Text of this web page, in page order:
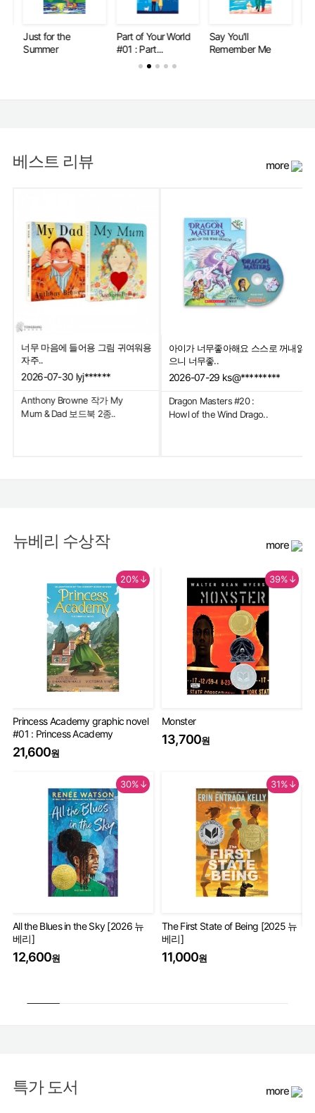
Just for the
Summer
Part of Your World
#01 : Part...
Say You'll
Remember Me
베스트 리뷰 more
너무 마음에 들어용 그림 귀여워용
자주..
2026-07-30 lyj******
Anthony Browne 작가 My
Mum & Dad 보드북 2종..
아이가 너무좋아해요 스스로 꺼내읽
으니 너무좋..
2026-07-29 ks@*********
Dragon Masters #20 :
Howl of the Wind Drago..
뉴베리 수상작 more
20%↓
Princess Academy graphic novel
#01 : Princess Academy
21,600원
39%↓
Monster
13,700원
30%↓
All the Blues in the Sky [2026 뉴
베리]
12,600원
31%↓
The First State of Being [2025 뉴
베리]
11,000원
특가 도서 more